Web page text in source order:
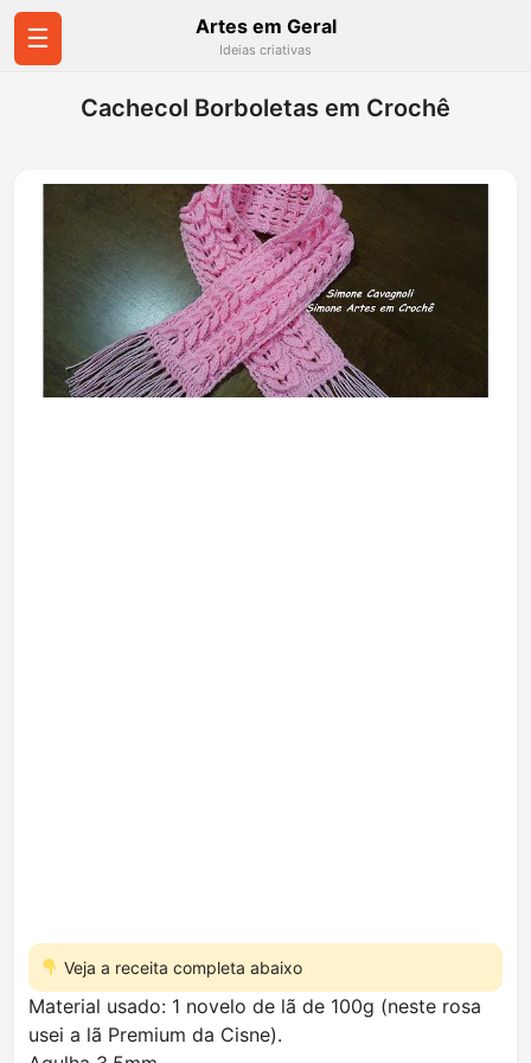
☰ Artes em Geral
Ideias criativas
Cachecol Borboletas em Crochê
Veja a receita completa abaixo
Material usado: 1 novelo de lã de 100g (neste rosa
usei a lã Premium da Cisne).